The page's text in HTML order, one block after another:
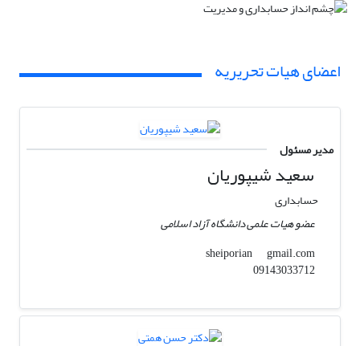
اعضای هیات تحریریه
مدیر مسئول
سعید شیپوریان
حسابداری
عضو هیات علمی دانشگاه آزاد اسلامی
sheiporian
gmail.com
09143033712